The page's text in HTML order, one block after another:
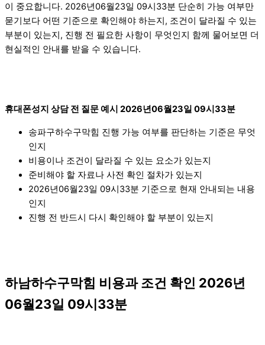
이 중요합니다. 2026년06월23일 09시33분 단순히 가능 여부만
묻기보다 어떤 기준으로 확인해야 하는지, 조건이 달라질 수 있는
부분이 있는지, 진행 전 필요한 사항이 무엇인지 함께 물어보면 더
현실적인 안내를 받을 수 있습니다.
휴대폰성지 상담 전 질문 예시 2026년06월23일 09시33분
송파구하수구막힘 진행 가능 여부를 판단하는 기준은 무엇
인지
비용이나 조건이 달라질 수 있는 요소가 있는지
준비해야 할 자료나 사전 확인 절차가 있는지
2026년06월23일 09시33분 기준으로 현재 안내되는 내용
인지
진행 전 반드시 다시 확인해야 할 부분이 있는지
하남하수구막힘 비용과 조건 확인 2026년
06월23일 09시33분